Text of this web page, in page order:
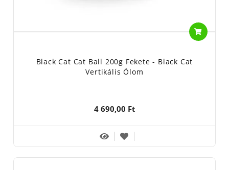
Black Cat Cat Ball 200g Fekete - Black Cat
Vertikális Ólom
4 690,00 Ft